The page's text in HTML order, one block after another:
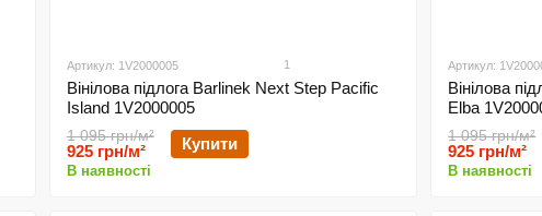
Артикул: 1V2000005 1
Вінілова підлога Barlinek Next Step Pacific
Island 1V2000005
1 095 грн/м²
925 грн/м² Купити
В наявності
Артикул:
Вінілова
Elba
1 095 грн/м²
925 грн/м²
В наявності